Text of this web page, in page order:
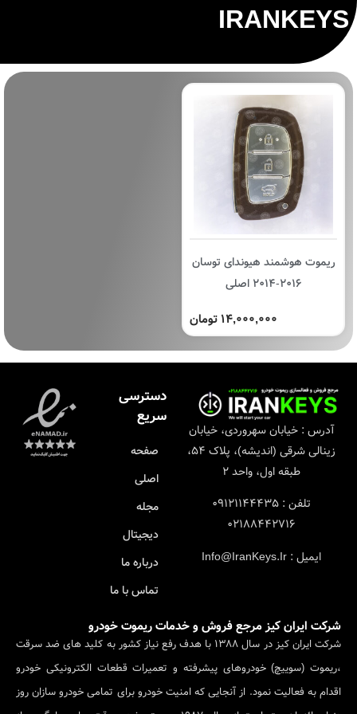
IRANKEYS
ریموت هوشمند هیوندای توسان
2016-2014 اصلی
14,000,000 تومان
آدرس : خیابان سهروردی، خیابان
زینالی شرقی (اندیشه)، پلاک ۵۴،
طبقه اول، واحد ۲
تلفن : ۰۹۱۲۱۱۴۴۴۳۵
۰۲۱۸۸۴۴۲۷۱۶
ایمیل : Info@IranKeys.Ir
دسترسی
سریع
صفحه
اصلی
مجله
دیجیتال
درباره ما
تماس با ما
شرکت ایران کیز مرجع فروش و خدمات ریموت خودرو
شرکت ایران کیز در سال 1388 با هدف رفع نیاز کشور به کلید های ضد سرقت
،ریموت (سوییچ) خودروهای پیشرفته و تعمیرات قطعات الکترونیکی خودرو
اقدام به فعالیت نمود. از آنجایی که امنیت خودرو برای تمامی خودرو سازان روز